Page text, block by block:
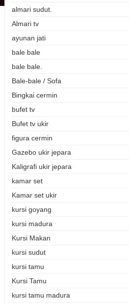
almari sudut.
Almari tv
ayunan jati
bale bale
bale bale.
Bale-bale / Sofa
Bingkai cermin
bufet tv
Bufet tv ukir
figura cermin
Gazebo ukir jepara
Kaligrafi ukir jepara
kamar set
Kamar set ukir
kursi goyang
kursi madura
Kursi Makan
kursi sudut
kursi tamu
Kursi Tamu
kursi tamu madura